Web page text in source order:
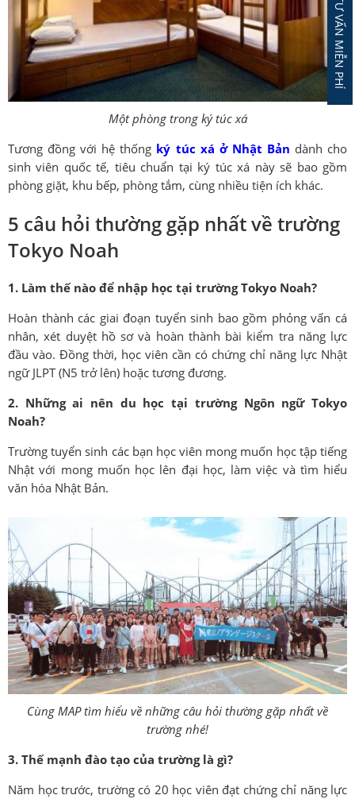
Một phòng trong ký túc xá
Tương đồng với hệ thống ký túc xá ở Nhật Bản dành cho
sinh viên quốc tế, tiêu chuẩn tại ký túc xá này sẽ bao gồm
phòng giặt, khu bếp, phòng tắm, cùng nhiều tiện ích khác.
5 câu hỏi thường gặp nhất về trường
Tokyo Noah
1. Làm thế nào để nhập học tại trường Tokyo Noah?
Hoàn thành các giai đoạn tuyển sinh bao gồm phỏng vấn cá
nhân, xét duyệt hồ sơ và hoàn thành bài kiểm tra năng lực
đầu vào. Đồng thời, học viên cần có chứng chỉ năng lực Nhật
ngữ JLPT (N5 trở lên) hoặc tương đương.
2. Những ai nên du học tại trường Ngôn ngữ Tokyo
Noah?
Trường tuyển sinh các bạn học viên mong muốn học tập tiếng
Nhật với mong muốn học lên đại học, làm việc và tìm hiểu
văn hóa Nhật Bản.
Cùng MAP tìm hiểu về những câu hỏi thường gặp nhất về
trường nhé!
3. Thế mạnh đào tạo của trường là gì?
Năm học trước, trường có 20 học viên đạt chứng chỉ năng lực